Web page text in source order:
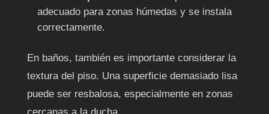
adecuado para zonas húmedas y se instala
correctamente.
En baños, también es importante considerar la
textura del piso. Una superficie demasiado lisa
puede ser resbalosa, especialmente en zonas